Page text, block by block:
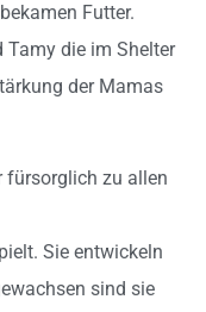
Futter.
Tamy die im Shelter
der Mamas
fürsorglich zu allen
Sie entwickeln
sind sie